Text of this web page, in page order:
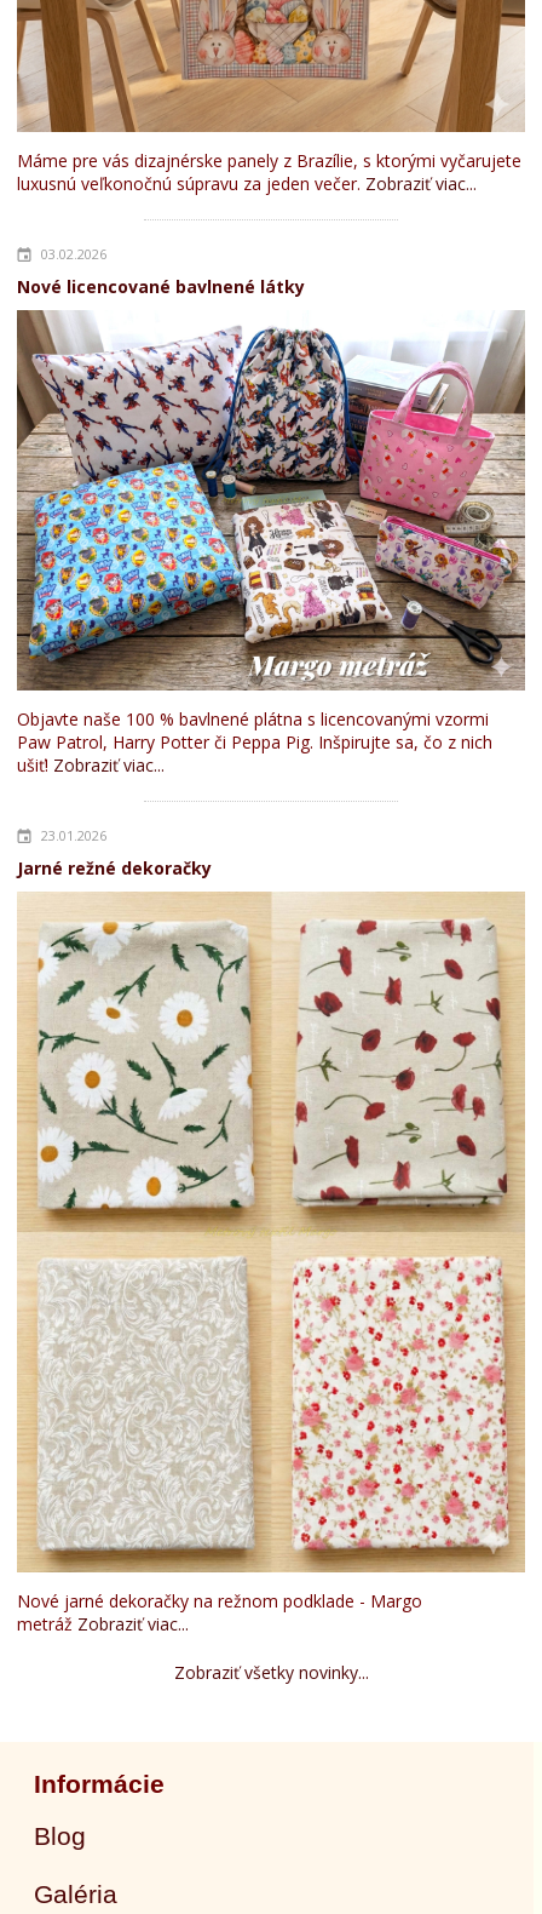
Máme pre vás dizajnérske panely z Brazílie, s ktorými vyčarujete
luxusnú veľkonočnú súpravu za jeden večer. Zobraziť viac...
03.02.2026
Nové licencované bavlnené látky
Objavte naše 100 % bavlnené plátna s licencovanými vzormi
Paw Patrol, Harry Potter či Peppa Pig. Inšpirujte sa, čo z nich
ušiť! Zobraziť viac...
23.01.2026
Jarné režné dekoračky
Nové jarné dekoračky na režnom podklade - Margo
metráž Zobraziť viac...
Zobraziť všetky novinky...
Informácie
Blog
Galéria